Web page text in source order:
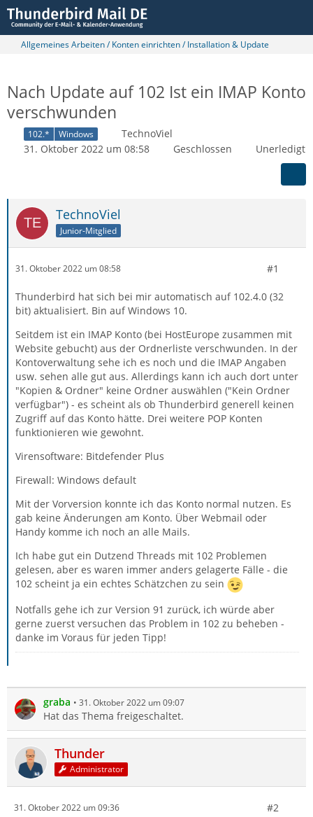
Allgemeines Arbeiten / Konten einrichten / Installation & Update
Nach Update auf 102 Ist ein IMAP Konto
verschwunden
102.* Windows
TechnoViel
31. Oktober 2022 um 08:58
Geschlossen Unerledigt
TechnoViel
Junior-Mitglied
31. Oktober 2022 um 08:58 #1
Thunderbird hat sich bei mir automatisch auf 102.4.0 (32
bit) aktualisiert. Bin auf Windows 10.
Seitdem ist ein IMAP Konto (bei HostEurope zusammen mit
Website gebucht) aus der Ordnerliste verschwunden. In der
Kontoverwaltung sehe ich es noch und die IMAP Angaben
usw. sehen alle gut aus. Allerdings kann ich auch dort unter
"Kopien & Ordner" keine Ordner auswählen ("Kein Ordner
verfügbar") - es scheint als ob Thunderbird generell keinen
Zugriff auf das Konto hätte. Drei weitere POP Konten
funktionieren wie gewohnt.
Virensoftware: Bitdefender Plus
Firewall: Windows default
Mit der Vorversion konnte ich das Konto normal nutzen. Es
gab keine Änderungen am Konto. Über Webmail oder
Handy komme ich noch an alle Mails.
Ich habe gut ein Dutzend Threads mit 102 Problemen
gelesen, aber es waren immer anders gelagerte Fälle - die
102 scheint ja ein echtes Schätzchen zu sein
Notfalls gehe ich zur Version 91 zurück, ich würde aber
gerne zuerst versuchen das Problem in 102 zu beheben -
danke im Voraus für jeden Tipp!
graba 31. Oktober 2022 um 09:07
Hat das Thema freigeschaltet.
Thunder
Administrator
31. Oktober 2022 um 09:36 #2